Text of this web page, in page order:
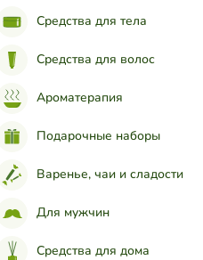
Средства для тела
Средства для волос
Ароматерапия
Подарочные наборы
Варенье, чаи и сладости
Для мужчин
Средства для дома